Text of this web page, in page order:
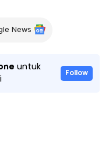
News
untuk
Follow